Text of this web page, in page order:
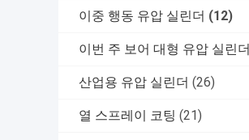
이중 행동 유압 실린더 (12)
이번 주 보어 대형 유압 실린더
산업용 유압 실린더 (26)
열 스프레이 코팅 (21)